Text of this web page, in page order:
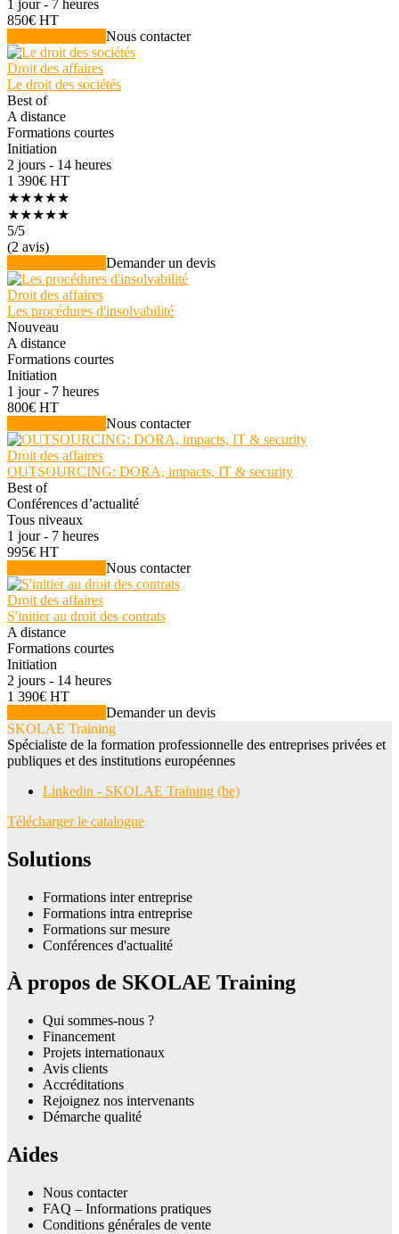
1 jour - 7 heures
850€ HT
Nous contacter
Droit des affaires
Le droit des sociétés
Best of
A distance
Formations courtes
Initiation
2 jours - 14 heures
1 390€ HT
★★★★★
★★★★★
5/5
(2 avis)
Demander un devis
Droit des affaires
Les procédures d'insolvabilité
Nouveau
A distance
Formations courtes
Initiation
1 jour - 7 heures
800€ HT
Nous contacter
Droit des affaires
OUTSOURCING: DORA, impacts, IT & security
Best of
Conférences d’actualité
Tous niveaux
1 jour - 7 heures
995€ HT
Nous contacter
Droit des affaires
S'initier au droit des contrats
A distance
Formations courtes
Initiation
2 jours - 14 heures
1 390€ HT
Demander un devis
SKOLAE Training
Spécialiste de la formation professionnelle des entreprises privées et
publiques et des institutions européennes
Linkedin - SKOLAE Training (be)
Télécharger le catalogue
Solutions
Formations inter entreprise
Formations intra entreprise
Formations sur mesure
Conférences d'actualité
À propos de SKOLAE Training
Qui sommes-nous ?
Financement
Projets internationaux
Avis clients
Accréditations
Rejoignez nos intervenants
Démarche qualité
Aides
Nous contacter
FAQ – Informations pratiques
Conditions générales de vente